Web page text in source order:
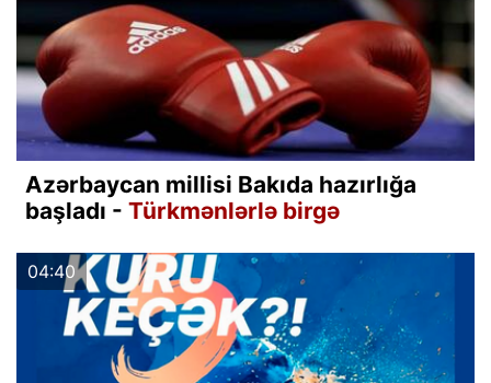
Azərbaycan millisi Bakıda hazırlığa
başladı - Türkmənlərlə birgə
04:40